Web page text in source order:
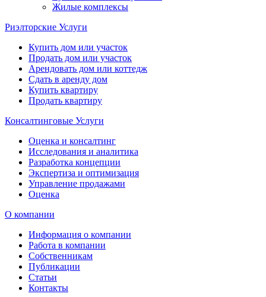
Жилые комплексы
Риэлторские Услуги
Купить дом или участок
Продать дом или участок
Арендовать дом или коттедж
Сдать в аренду дом
Купить квартиру
Продать квартиру
Консалтинговые Услуги
Оценка и консалтинг
Исследования и аналитика
Разработка концепции
Экспертиза и оптимизация
Управление продажами
Оценка
О компании
Информация о компании
Работа в компании
Собственникам
Публикации
Статьи
Контакты